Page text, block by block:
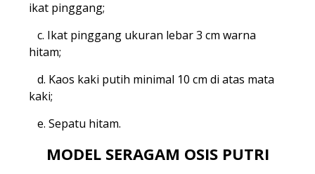
ikat pinggang;
c. Ikat pinggang ukuran lebar 3 cm warna
hitam;
d. Kaos kaki putih minimal 10 cm di atas mata
kaki;
e. Sepatu hitam.
MODEL SERAGAM OSIS PUTRI